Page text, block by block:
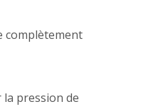
complètement
pression de